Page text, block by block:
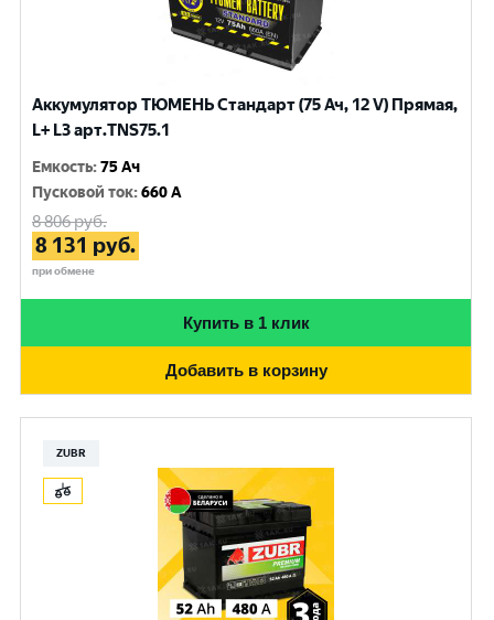
Аккумулятор ТЮМЕНЬ Стандарт (75 Ач, 12 V) Прямая,
L+ L3 арт.TNS75.1
Емкость:75 Ач
Пусковой ток:660 A
8 806руб.
8 131 руб.
при обмене
Купить в 1 клик
Добавить в корзину
ZUBR